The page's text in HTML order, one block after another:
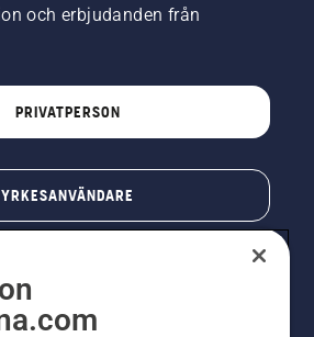
och erbjudanden från
PRIVATPERSON
YRKESANVÄNDARE